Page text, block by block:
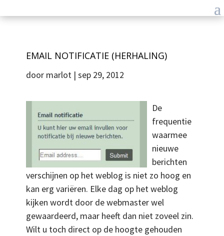
EMAIL NOTIFICATIE (HERHALING)
door marlot| sep 29, 2012
De
frequentie
waarmee
nieuwe
berichten
verschijnen op het weblog is niet zo hoog en
kan erg variëren. Elke dag op het weblog
kijken wordt door de webmaster wel
gewaardeerd, maar heeft dan niet zoveel zin.
Wilt u toch direct op de hoogte gehouden